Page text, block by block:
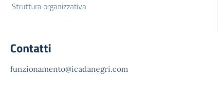
Struttura organizzativa
Contatti
funzionamento@icadanegri.com